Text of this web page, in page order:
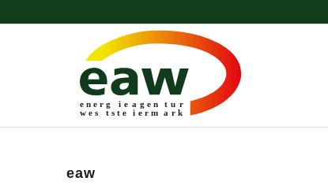
energ i e a gen t u r
wes t ste i erm a r k
eaw